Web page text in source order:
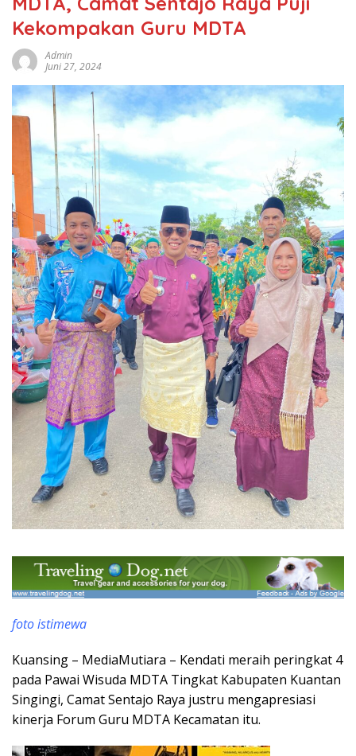
Kekompakan Guru MDTA
Admin
Juni 27, 2024
foto istimewa
Kuansing – MediaMutiara – Kendati meraih peringkat 4
pada Pawai Wisuda MDTA Tingkat Kabupaten Kuantan
Singingi, Camat Sentajo Raya justru mengapresiasi
kinerja Forum Guru MDTA Kecamatan itu.